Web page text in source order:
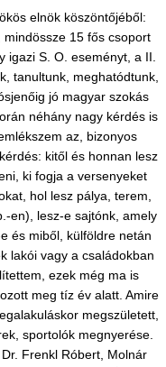
elnök köszöntőjéből:
15 fős csoport
igazi S. O. eseményt, a II.
tanultunk, meghatódtunk,
jó magyar szokás
néhány nagy kérdés is
az, bizonyos
kitől és honnan lesz
ki fogja a versenyeket
hol lesz pálya, terem,
en), lesz-e sajtónk, amely
és miből, külföldre netán
lakói vagy a családokban
ezek még ma is
meg tíz év alatt. Amire
megszületett,
sportolók megnyerése.
Frenkl Róbert, Molnár